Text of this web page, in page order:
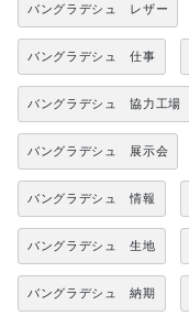
バングラデシュ レザー
バングラデシュ 仕事
バングラデシュ 協力工場
バングラデシュ 展示会
バングラデシュ 情報
バングラデシュ 生地
バングラデシュ 納期